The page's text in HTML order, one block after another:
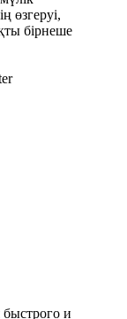
өзгеруі,
бірнеше
и